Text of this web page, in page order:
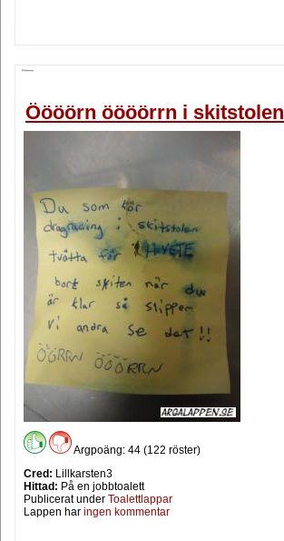
Öööörn öööörrn i skitstolen
Argpoäng: 44 (122 röster)
Cred: Lillkarsten3
Hittad: På en jobbtoalett
Publicerat under Toalettlappar
Lappen har ingen kommentar